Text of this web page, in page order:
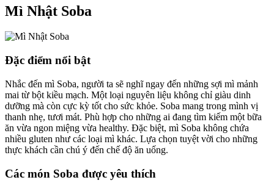
Mì Nhật Soba
Đặc điểm nổi bật
Nhắc đến mì Soba, người ta sẽ nghĩ ngay đến những sợi mì mảnh
mai từ bột kiều mạch. Một loại nguyên liệu không chỉ giàu dinh
dưỡng mà còn cực kỳ tốt cho sức khỏe. Soba mang trong mình vị
thanh nhẹ, tươi mát. Phù hợp cho những ai đang tìm kiếm một bữa
ăn vừa ngon miệng vừa healthy. Đặc biệt, mì Soba không chứa
nhiều gluten như các loại mì khác. Lựa chọn tuyệt vời cho những
thực khách cần chú ý đến chế độ ăn uống.
Các món Soba được yêu thích